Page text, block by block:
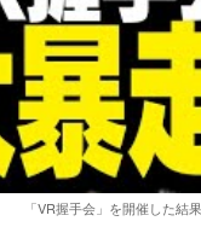
「VR握手会」を開催した結